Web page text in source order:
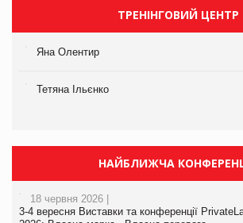
ТРЕНІНГОВИЙ ЦЕНТР
Яна Олентир
Тетяна Ільєнко
НАЙБЛИЖЧА
18 червня 2026 |
3-4 вересня Виставки та конференції